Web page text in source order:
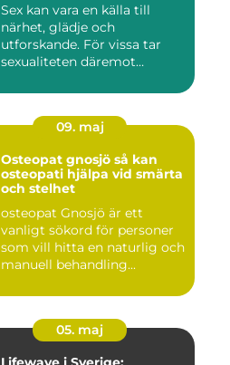
Sex kan vara en källa till
närhet, glädje och
utforskande. För vissa tar
sexualiteten däremot
09. maj
Osteopat gnosjö så kan
osteopati hjälpa vid smärta
och stelhet
osteopat Gnosjö är ett
vanligt sökord för personer
som vill hitta en naturlig och
manuell behandling...
05. maj